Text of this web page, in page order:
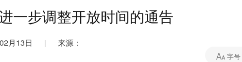
一步调整开放时间的通告
月13日 | 来源：
字号